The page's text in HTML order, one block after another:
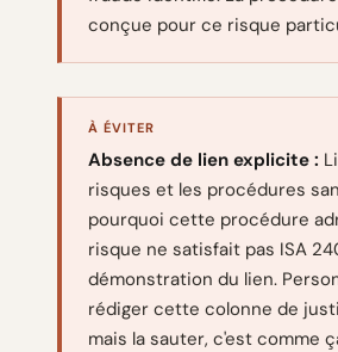
conçue pour ce risque
À ÉVITER
Absence de lien explicite :
risques et les procédures
pourquoi cette procédure
risque ne satisfait pas ISA
démonstration du lien.
rédiger cette colonne de
mais la sauter, c'est comme